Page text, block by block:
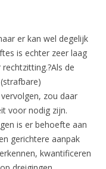
er kan wel degelijk
is echter zeer laag
de
zou daar
voor nodig zijn.
is er behoefte aan
gerichtere aanpak
kwantificeren